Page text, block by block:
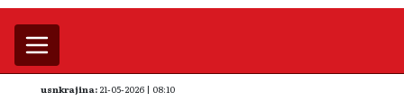
usnkrajina: 21-05-2026 | 08:10